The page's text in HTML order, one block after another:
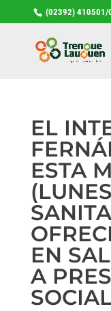
(02392) 410501/
EL
ESTA
EN
A